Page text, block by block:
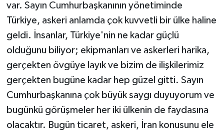
var. Sayın Cumhurbaşkanının yönetiminde
Türkiye, askeri anlamda çok kuvvetli bir ülke haline
geldi. İnsanlar, Türkiye'nin ne kadar güçlü
olduğunu biliyor; ekipmanları ve askerleri harika,
gerçekten övgüye layık ve bizim de ilişkilerimiz
gerçekten bugüne kadar hep güzel gitti. Sayın
Cumhurbaşkanına çok büyük saygı duyuyorum ve
bugünkü görüşmeler her iki ülkenin de faydasına
olacaktır. Bugün ticaret, askeri, İran konusunu ele